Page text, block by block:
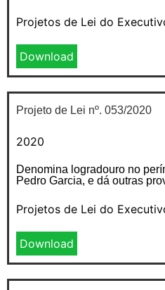
Projetos de Lei do
Download
Projeto de Lei nº. 053/2020
2020
Denomina logradouro no
Pedro Garcia, e dá outras
Projetos de Lei do
Download